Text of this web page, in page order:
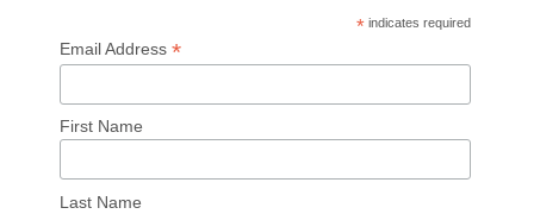
* indicates required
Email Address *
First Name
Last Name